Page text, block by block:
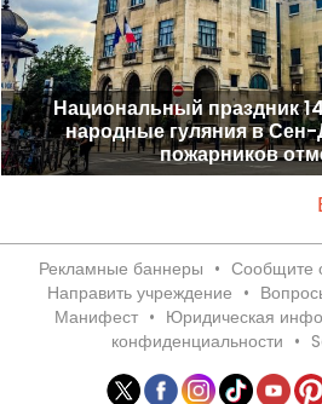
Национальный праздник
народные гуляния в
пожарников
Рекламные баннеры • Сообщите
Направить учреждение •
Манифест • Юридическая
конфиденциальности •